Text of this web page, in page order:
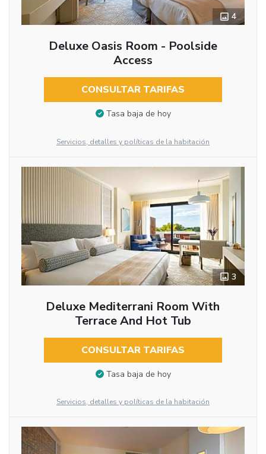
4
Deluxe Oasis Room - Poolside
Access
CONSULTAR TARIFAS
Tasa baja de hoy
Servicios, detalles y políticas de la habitación
3
Deluxe Mediterrani Room With
Terrace And Hot Tub
CONSULTAR TARIFAS
Tasa baja de hoy
Servicios, detalles y políticas de la habitación